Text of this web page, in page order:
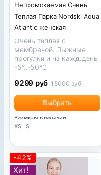
Непромокаемая Очень
Теплая Парка Nordski Aqua
Atlantic женская
Очень тёплая с
мембраной. Лыжные
прогулки и на кажд.день
-5°..-50°С
Выбрать
9299 руб 15000 руб
Размеры в наличии:
XS
S L
-42%
Хит!